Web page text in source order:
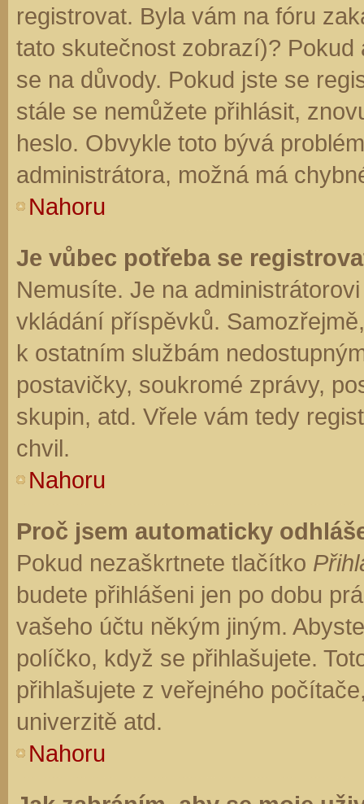
registrovat. Byla vám na fóru
tato skutečnost zobrazí)?
se na důvody. Pokud jste se
stále se nemůžete přihlásit,
heslo. Obvykle toto bývá
administrátora, možná má
Nahoru
Je vůbec potřeba se
Nemusíte. Je na
vkládání příspěvků.
k ostatním službám
postavičky, soukromé zprávy,
skupin, atd. Vřele vám tedy
chvil.
Nahoru
Proč jsem automaticky
Pokud nezaškrtnete tlačítko
budete přihlášeni jen po dobu
vašeho účtu někým jiným.
políčko, když se přihlašujete.
přihlašujete z veřejného
univerzitě atd.
Nahoru